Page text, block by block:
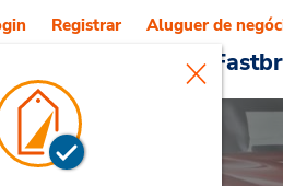
e serviços
Registrar Aluguer de